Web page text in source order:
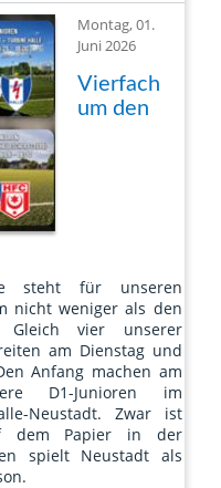
Montag, 01.
Juni 2026
Vierfach
um den
steht für unseren
nicht weniger als den
Gleich vier unserer
am Dienstag und
Anfang machen am
D1-Junioren im
Neustadt. Zwar ist
dem Papier in der
spielt Neustadt als